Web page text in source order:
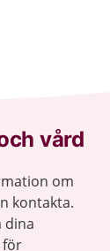
vård
om
kontakta.
dina
för